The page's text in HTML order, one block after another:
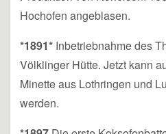
Hochofen angeblasen.
*1891* Inbetriebnahme des
Völklinger Hütte. Jetzt kann
Minette aus Lothringen und
werden.